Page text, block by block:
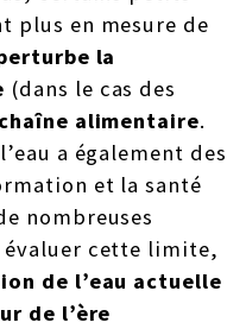
plus en mesure de
la
(dans le cas des
alimentaire.
a également des
et la santé
nombreuses
évaluer cette limite,
de l’eau actuelle
de l’ère